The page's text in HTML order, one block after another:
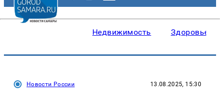
Недвижимость Здоровье
Новости России 13.08.2025, 15:30